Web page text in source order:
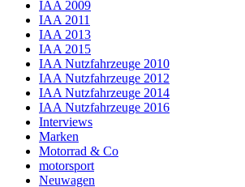
IAA 2009
IAA 2011
IAA 2013
IAA 2015
IAA Nutzfahrzeuge 2010
IAA Nutzfahrzeuge 2012
IAA Nutzfahrzeuge 2014
IAA Nutzfahrzeuge 2016
Interviews
Marken
Motorrad & Co
motorsport
Neuwagen